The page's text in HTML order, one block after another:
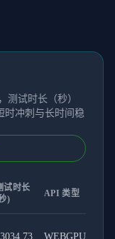
测试时长（秒）
时冲刺与长时间稳
试时长
)
API 类型
WEBGPU